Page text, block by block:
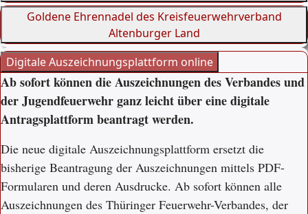
Goldene Ehrennadel des Kreisfeuerwehrverband
Altenburger Land
Digitale Auszeichnungsplattform online
Ab sofort können die Auszeichnungen des Verbandes und
der Jugendfeuerwehr ganz leicht über eine digitale
Antragsplattform beantragt werden.
Die neue digitale Auszeichnungsplattform ersetzt die
bisherige Beantragung der Auszeichnungen mittels PDF-
Formularen und deren Ausdrucke. Ab sofort können alle
Auszeichnungen des Thüringer Feuerwehr-Verbandes, der